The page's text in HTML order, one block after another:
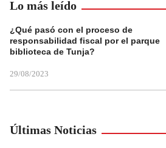
Lo más leído
¿Qué pasó con el proceso de
responsabilidad fiscal por el parque
biblioteca de Tunja?
29/08/2023
Últimas Noticias